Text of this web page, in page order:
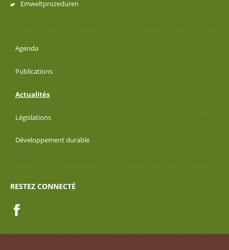
Emweltprozeduren
Agenda
Publications
Actualités
Législations
Développement durable
RESTEZ CONNECTÉ